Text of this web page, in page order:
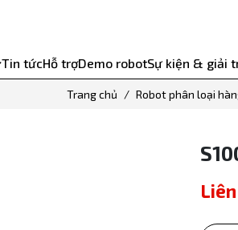
Tin tứcHỗ trợDemo robotSự kiện & giải
Trang chủ Robot phân loại